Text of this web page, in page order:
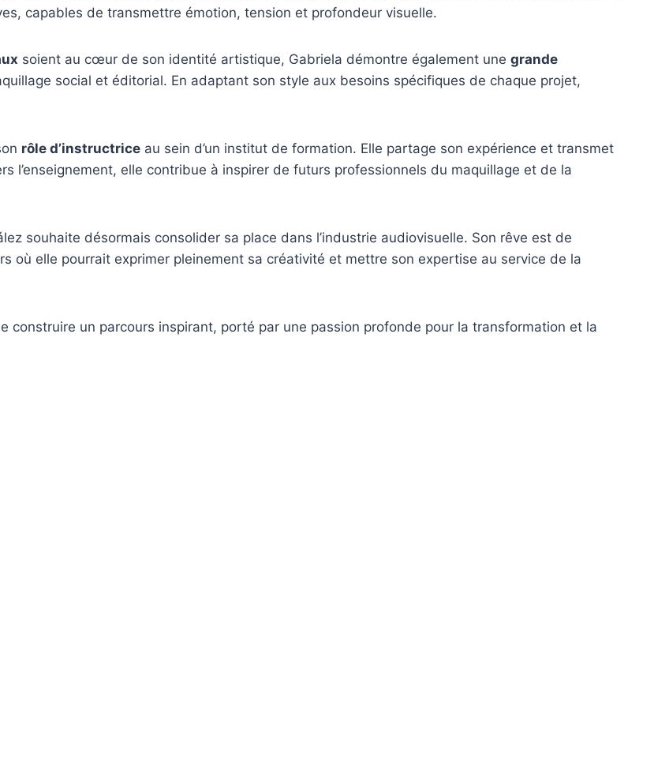
capables de transmettre émotion, tension et profondeur visuelle.
soient au cœur de son identité artistique, Gabriela démontre également une grande
social et éditorial. En adaptant son style aux besoins spécifiques de chaque projet,
rôle d’instructrice au sein d’un institut de formation. Elle partage son expérience et transmet
l’enseignement, elle contribue à inspirer de futurs professionnels du maquillage et de la
souhaite désormais consolider sa place dans l’industrie audiovisuelle. Son rêve est de
où elle pourrait exprimer pleinement sa créativité et mettre son expertise au service de la
construire un parcours inspirant, porté par une passion profonde pour la transformation et la